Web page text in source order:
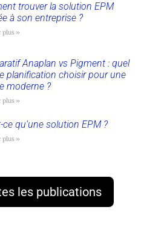
trouver la solution EPM
à son entreprise ?
plus »
Anaplan vs Pigment : quel
planification choisir pour une
moderne ?
plus »
ce qu’une solution EPM ?
plus »
les publications